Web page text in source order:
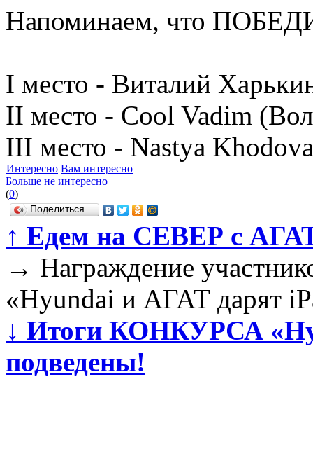
Напоминаем, что
I место - Виталий
II место - Cool Vadim
III место - Nastya
Интересно Вам интересно
Больше не интересно
(0)
Поделиться…
↑ Едем на СЕВЕР с
→ Награждение
«Hyundai и АГАТ дарят
↓ Итоги КОНКУРСА
подведены!